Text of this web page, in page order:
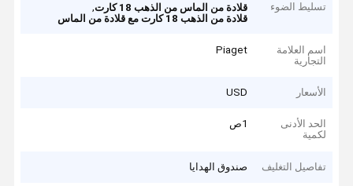
تسليط الضوء قلادة من الماس من الذهب 18 كارت
,
قلادة من الذهب 18 كارت مع قلادة من الماس
اسم العلامة
التجارية
Piaget
الأسعار USD
الحد الأدنى
لكمية
1ص
تفاصيل التغليف صندوق الهدايا